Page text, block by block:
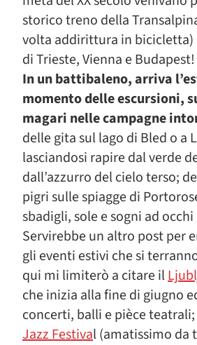
storico treno della
volta addirittura in bicicletta)
di Trieste, Vienna e Budapest!
In un battibaleno, arriva
momento delle escursioni,
magari nelle campagne
delle gita sul lago di Bled o a
lasciandosi rapire dal verde
dall’azzurro del cielo terso;
pigri sulle spiagge di
sbadigli, sole e sogni ad
Servirebbe un altro post per
gli eventi estivi che si
qui mi limiterò a citare il
che inizia alla fine di giugno
concerti, balli e pièce
Jazz Festival (amatissimo da